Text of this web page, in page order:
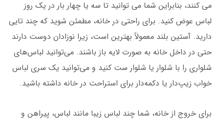
می کنند، بنابراین شما می توانید تا سه یا چهار بار در یک روز
لباس عوض کنید. برای راحتی در خانه، مطمئن شوید که چند تایی
دارید. آستین بلند معمولاً بهترین است، زیرا نوزادان دوست دارند
حتی در داخل خانه به صورت لایه باز باشند. می‌توانید لباس‌های
شلواری را با شلوار یا شلوار ست کنید و می‌توانید یک سری لباس
خواب زیپ‌دار یا دکمه‌دار برای استراحت در خانه داشته باشید.
برای خروج از خانه، شما چند لباس زیبا مانند لباس، پیراهن و